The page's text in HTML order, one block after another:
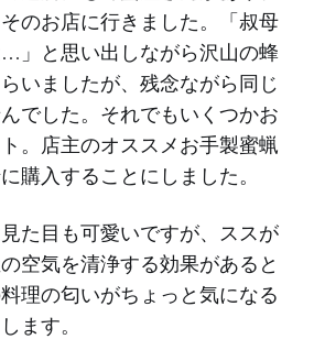
のお店に行きました。「叔母
」と思い出しながら沢山の蜂
いましたが、残念ながら同じ
でした。それでもいくつかお
。店主のオススメお手製蜜蝋
購入することにしました。
た目も可愛いですが、ススが
空気を清浄する効果があると
理の匂いがちょっと気になる
ます。